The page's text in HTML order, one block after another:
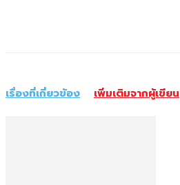
เรื่องที่เกี่ยวข้อง เพิ่มเติมจากผู้เขียน